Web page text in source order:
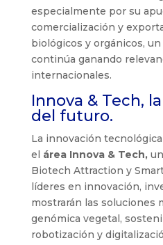
especialmente por su
comercialización y
biológicos y orgánicos,
continúa ganando
internacionales.
Innova & Tech,
del futuro.
La innovación
el área Innova & Tech,un
Biotech Attraction y
líderes en innovación,
mostrarán las soluciones
genómica vegetal,
robotización y